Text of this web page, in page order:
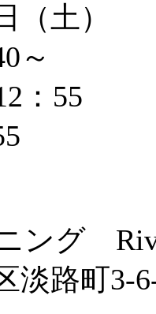
（土）
～
：55
ング
淡路町3-